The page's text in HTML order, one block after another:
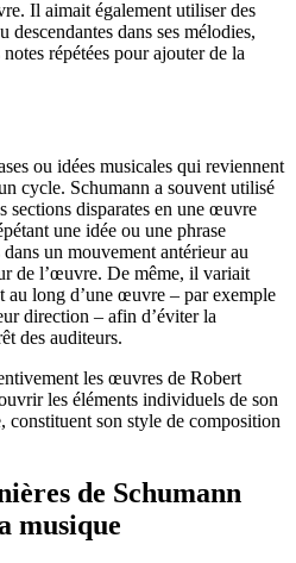
Il aimait également utiliser des
descendantes dans ses mélodies,
répétées pour ajouter de la
ou idées musicales qui reviennent
cycle. Schumann a souvent utilisé
sections disparates en une œuvre
une idée ou une phrase
un mouvement antérieur au
de l’œuvre. De même, il variait
au long d’une œuvre – par exemple
direction – afin d’éviter la
des auditeurs.
les œuvres de Robert
les éléments individuels de son
constituent son style de composition
de Schumann
musique